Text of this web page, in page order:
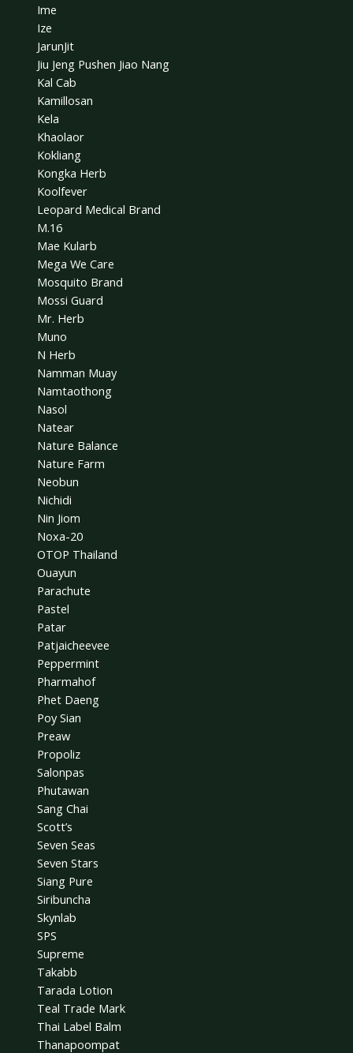
Ime
Ize
JarunJit
Jiu Jeng Pushen Jiao Nang
Kal Cab
Kamillosan
Kela
Khaolaor
Kokliang
Kongka Herb
Koolfever
Leopard Medical Brand
M.16
Mae Kularb
Mega We Care
Mosquito Brand
Mossi Guard
Mr. Herb
Muno
N Herb
Namman Muay
Namtaothong
Nasol
Natear
Nature Balance
Nature Farm
Neobun
Nichidi
Nin Jiom
Noxa-20
OTOP Thailand
Ouayun
Parachute
Pastel
Patar
Patjaicheevee
Peppermint
Pharmahof
Phet Daeng
Poy Sian
Preaw
Propoliz
Salonpas
Phutawan
Sang Chai
Scott’s
Seven Seas
Seven Stars
Siang Pure
Siribuncha
Skynlab
SPS
Supreme
Takabb
Tarada Lotion
Teal Trade Mark
Thai Label Balm
Thanapoompat